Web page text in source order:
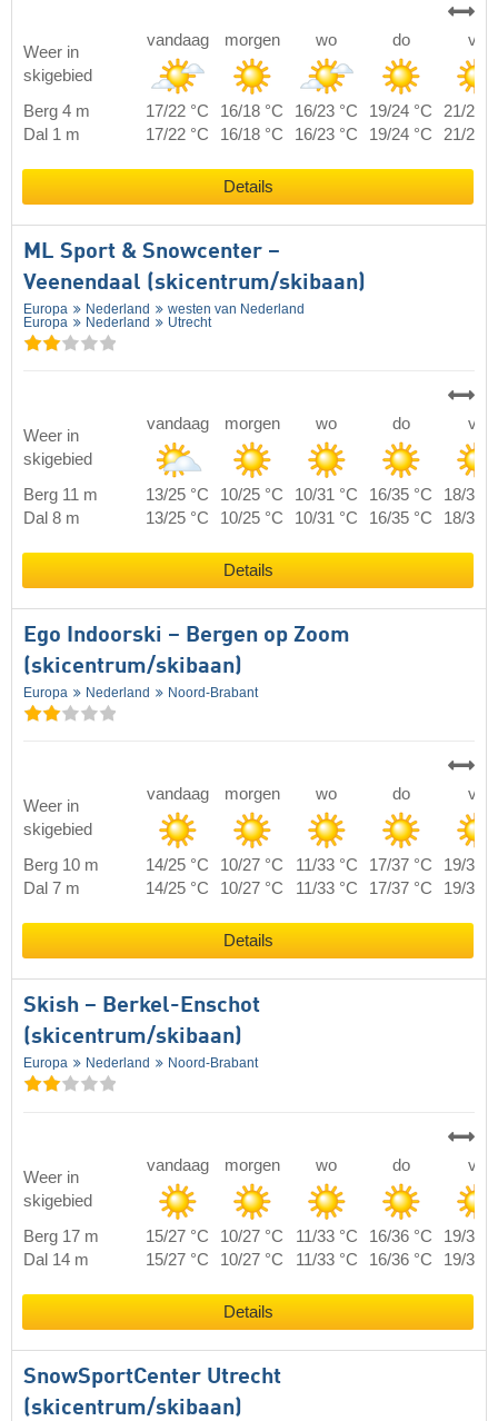
Weer in
skigebied
vandaag morgen wo do vr
Berg 4 m 17/22 °C 16/18 °C 16/23 °C 19/24 °C
21/26
Dal 1 m
17/22 °C 16/18 °C 16/23 °C 19/24 °C 21/26
Details
ML Sport & Snowcenter –
Veenendaal (skicentrum/skibaan)
Europa Nederland
westen van Nederland
Europa
Nederland Utrecht
Weer in
skigebied
vandaag morgen wo do vr
Berg 11 m 13/25 °C 10/25 °C 10/31 °C 16/35 °C
18/38
Dal 8 m
13/25 °C 10/25 °C 10/31 °C 16/35 °C 18/38
Details
Ego Indoorski – Bergen op Zoom
(skicentrum/skibaan)
Europa Nederland Noord-Brabant
Weer in
skigebied
vandaag morgen wo do vr
Berg 10 m 14/25 °C 10/27 °C 11/33 °C 17/37 °C
19/39
Dal 7 m
14/25 °C 10/27 °C 11/33 °C 17/37 °C 19/39
Details
Skish – Berkel-Enschot
(skicentrum/skibaan)
Europa Nederland Noord-Brabant
Weer in
skigebied
vandaag morgen wo do vr
Berg 17 m 15/27 °C 10/27 °C 11/33 °C 16/36 °C
19/39
Dal 14 m
15/27 °C 10/27 °C 11/33 °C 16/36 °C 19/39
Details
SnowSportCenter Utrecht
(skicentrum/skibaan)